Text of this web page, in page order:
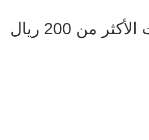
من 200 ريال